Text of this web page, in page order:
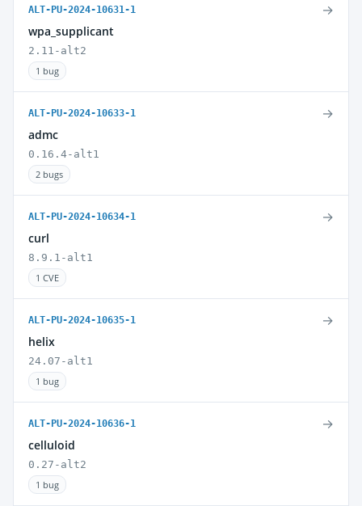
ALT-PU-2024-10631-1
wpa_supplicant
2.11-alt2
1 bug
→
ALT-PU-2024-10633-1
admc
0.16.4-alt1
2 bugs
→
ALT-PU-2024-10634-1
curl
8.9.1-alt1
1 CVE
→
ALT-PU-2024-10635-1
helix
24.07-alt1
1 bug
→
ALT-PU-2024-10636-1
celluloid
0.27-alt2
1 bug
→